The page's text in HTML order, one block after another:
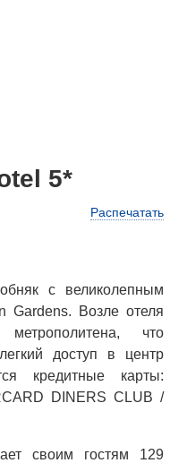
5*
Распечатать
с великолепным
Gardens. Возле отеля
что
доступ в центр
кредитные карты:
DINERS CLUB /
своим гостям 129